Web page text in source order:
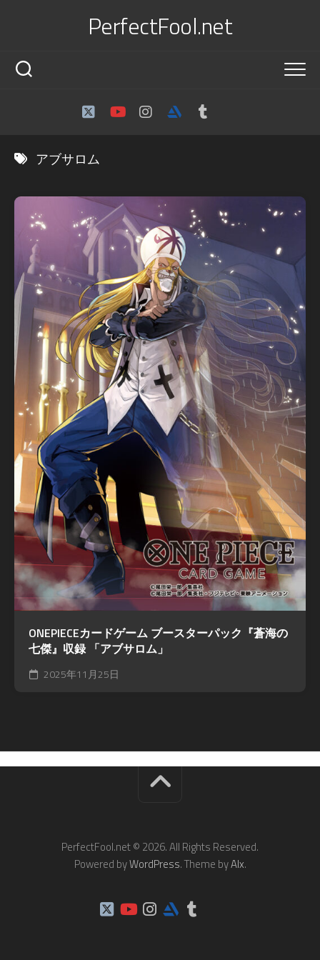
PerfectFool.net
アブサロム
ONEPIECEカードゲーム ブースターパック『蒼海の
七傑』収録 「アブサロム」
2025年11月25日
PerfectFool.net © 2026. All Rights Reserved.
Powered byWordPress. Theme byAlx.